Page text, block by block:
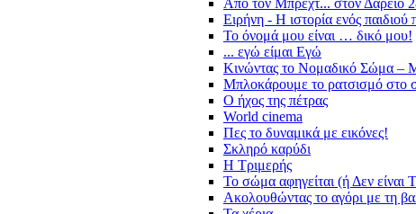
Από τον Μπρεχτ... στον Δαρείο
Ειρήνη - Η ιστορία ενός
Το όνομά μου είναι … δικό μου!
... εγώ είμαι Εγώ
Κινώντας το Νομαδικό Σώμα –
Μπλοκάρουμε το ρατσισμό στο
Ο ήχος της πέτρας
World cinema
Πες το δυναμικά με εικόνες!
Σκληρό καρύδι
Η Τριμερής
Το σώμα αφηγείται (ή Δεν είναι
Ακολουθώντας το αγόρι με τη